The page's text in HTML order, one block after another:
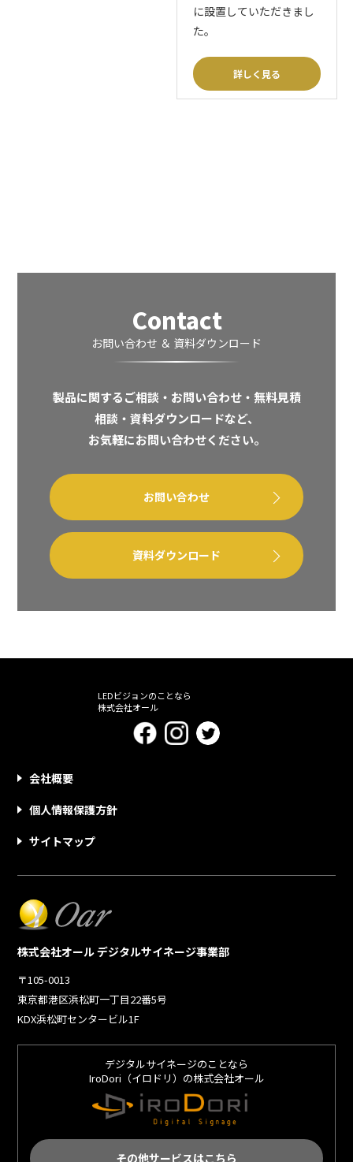
に設置していただきまし
た。
詳しく見る
Contact
お問い合わせ ＆ 資料ダウンロード
製品に関するご相談・お問い合わせ・無料見積
相談・資料ダウンロードなど、
お気軽にお問い合わせください。
お問い合わせ
資料ダウンロード
LEDビジョンのことなら
株式会社オール
会社概要
個人情報保護方針
サイトマップ
株式会社オール デジタルサイネージ事業部
〒105-0013
東京都港区浜松町一丁目22番5号
KDX浜松町センタービル1F
デジタルサイネージのことなら
IroDori（イロドリ）の株式会社オール
その他サービスはこちら